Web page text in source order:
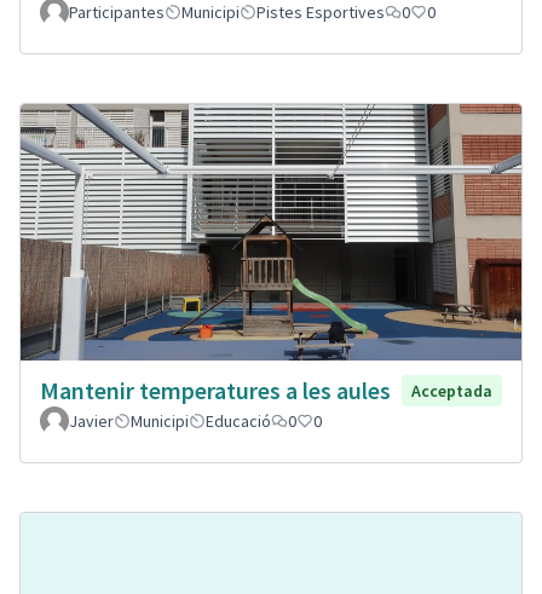
Participantes Municipi Pistes Esportives 0 0
Mantenir temperatures a les aules
Acceptada
Javier
Municipi Educació 0 0